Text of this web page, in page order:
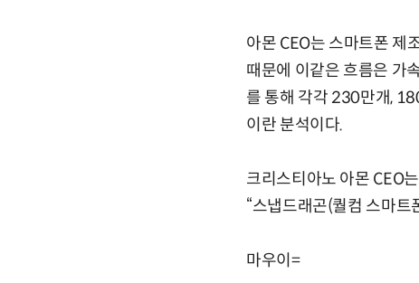
아몬 CEO는 스마트폰 제
때문에 이같은 흐름은 가
를 통해 각각 230만개,
이란 분석이다.
크리스티아노 아몬 CEO
“스냅드래곤(퀄컴 스마트
마우이=